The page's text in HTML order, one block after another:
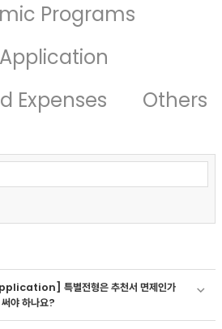
Programs
Expenses
Others
특별전형은 추천서 면제인가
야 하나요?